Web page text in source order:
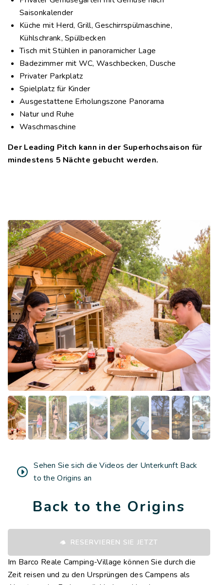
Saisonkalender
Küche mit Herd, Grill, Geschirrspülmaschine,
Kühlschrank, Spülbecken
Tisch mit Stühlen in panoramicher Lage
Badezimmer mit WC, Waschbecken, Dusche
Privater Parkplatz
Spielplatz für Kinder
Ausgestattene Erholungszone Panorama
Natur und Ruhe
Waschmaschine
Der Leading Pitch kann in der Superhochsaison für
mindestens 5 Nächte gebucht werden.
Sehen Sie sich die Videos der Unterkunft Back
to the Origins an
Back to the Origins
RESERVIEREN SIE JETZT
Im Barco Reale Camping-Village können Sie durch die
Zeit reisen und zu den Ursprüngen des Campens als